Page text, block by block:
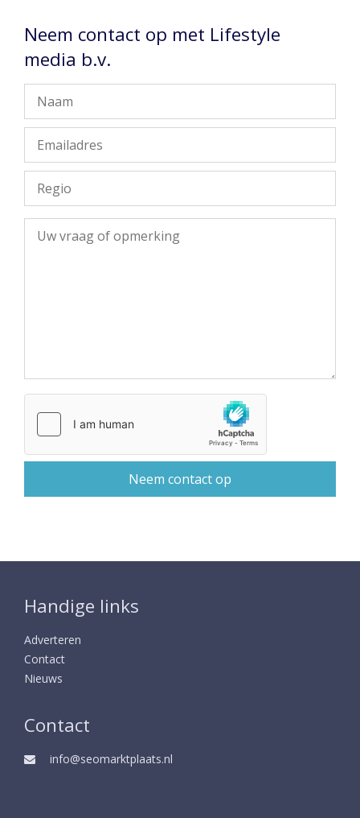
Neem contact op met Lifestyle
media b.v.
Handige links
Adverteren
Contact
Nieuws
Contact
info@seomarktplaats.nl